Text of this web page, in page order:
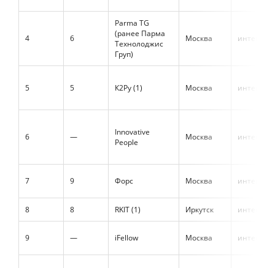
4 6
Parma TG
(ранее Парма
Технолоджис
Груп)
Москва
5 5 К2Ру (1) Москва
6 —
Innovative
People
Москва
7 9 Форс Москва
8 8 RKIT (1) Иркутск
9 — iFellow Москва